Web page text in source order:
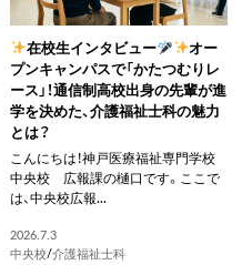
在校生インタビュー
オー
プンキャンパスで「かたつむりレ
ース」！通信制高校出身の先輩が進
学を決めた、介護福祉士科の魅力
とは？
こんにちは！神戸医療福祉専門学校
中央校 広報課の樋口です。ここで
は、中央校広報...
2026.7.3
中央校/介護福祉士科